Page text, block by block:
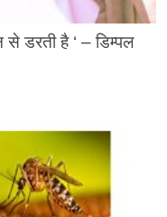
से डरती है ‘ – डिम्पल